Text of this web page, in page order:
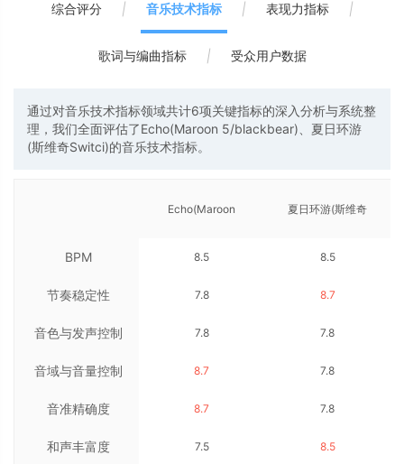
综合评分 | 音乐技术指标 | 表现力指标 |
歌词与编曲指标 | 受众用户数据
通过对音乐技术指标领域共计6项关键指标的深入分析与系统整
理，我们全面评估了Echo(Maroon 5/blackbear)、夏日环游
(斯维奇Switci)的音乐技术指标。
BPM
节奏稳定性
音色与发声控制
音域与音量控制
音准精确度
和声丰富度
Echo(Maroon
8.5
7.8
7.8
8.7
8.7
7.5
夏日环游(斯维奇
8.5
8.7
7.8
7.8
7.8
8.5